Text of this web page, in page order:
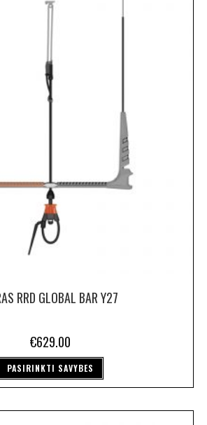
RRD GLOBAL BAR Y27
€629.00
PASIRINKTI SAVYBES